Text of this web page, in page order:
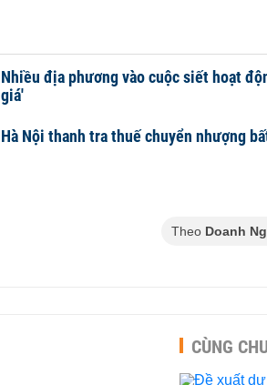
Nhiều địa phương vào cuộc siết hoạt
giá'
Hà Nội thanh tra thuế chuyển nhượng
Theo Doanh
CÙNG